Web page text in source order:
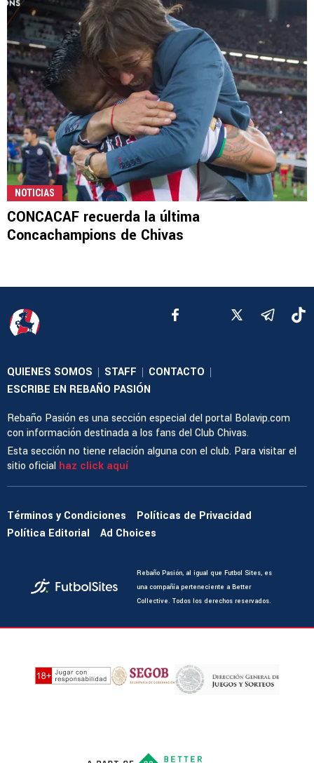
NOTICIAS
CONCACAF recuerda la última
Concachampions de Chivas
QUIENES SOMOS | STAFF | CONTACTO |
ESCRIBE EN REBAÑO PASIÓN
Rebaño Pasión es una sección especial del portal Bolavip.com
con información destinada a los fans del Club Chivas.
Esta sección no tiene relación alguna con el club. Para visitar el
sitio oficial haz click aquí
Términos y Condiciones
Políticas de Privacidad
Política Editorial
Ad Choices
Rebaño Pasión, al igual que Futbol Sites, es
una compañía perteneciente a Better
Collective. Todos los derechos reservados.